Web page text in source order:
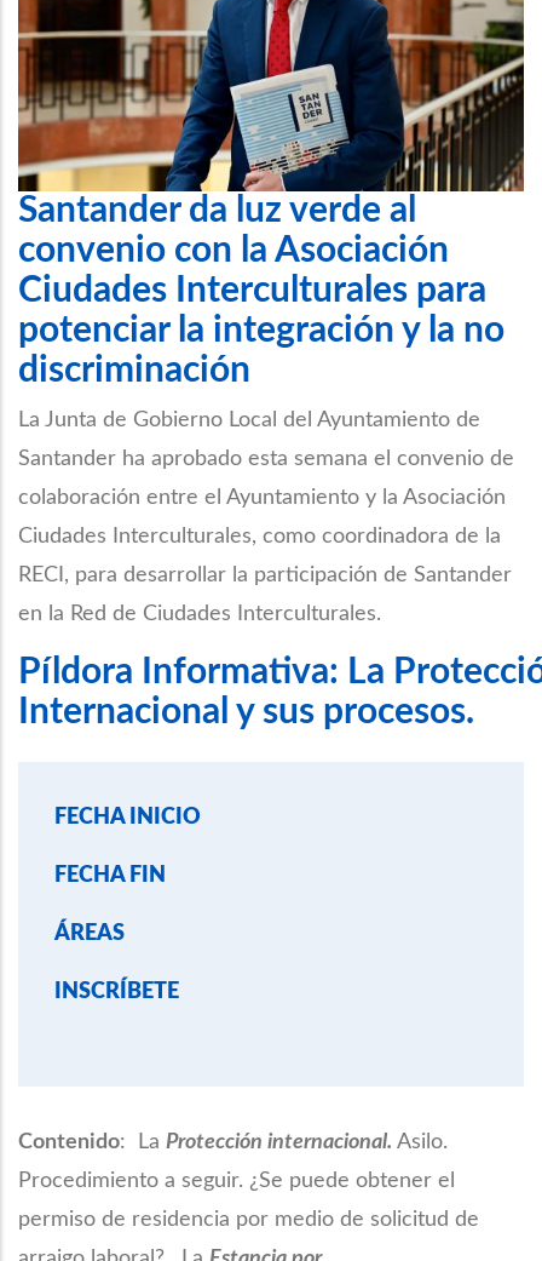
Santander da luz verde al
convenio con la Asociación
Ciudades Interculturales para
potenciar la integración y la no
discriminación
La Junta de Gobierno Local del Ayuntamiento de
Santander ha aprobado esta semana el convenio de
colaboración entre el Ayuntamiento y la Asociación
Ciudades Interculturales, como coordinadora de la
RECI, para desarrollar la participación de Santander
en la Red de Ciudades Interculturales.
Píldora Informativa: La
Internacional y sus procesos.
FECHA INICIO
FECHA FIN
ÁREAS
INSCRÍBETE
Contenido: La Protección internacional. Asilo.
Procedimiento a seguir. ¿Se puede obtener el
permiso de residencia por medio de solicitud de